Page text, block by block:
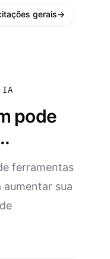
gerais→
IA
pode
ferramentas
aumentar sua